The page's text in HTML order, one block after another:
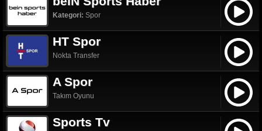
Kategori: Spor
HT Spor
Nokta Transfer
A Spor
Takım Oyunu
Sports Tv